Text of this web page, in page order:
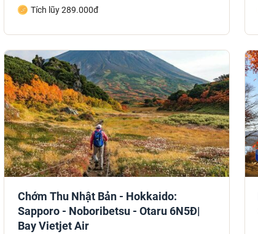
Tích lũy 289.000đ
Chớm Thu Nhật Bản - Hokkaido:
Sapporo - Noboribetsu - Otaru 6N5Đ|
Bay Vietjet Air